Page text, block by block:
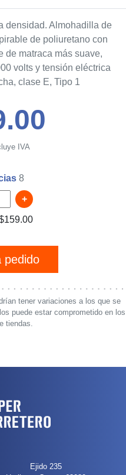
densidad. Almohadilla de
de poliuretano con
de matraca más suave,
volts y tensión eléctrica
clase E, Tipo 1
IVA
8
+
159.00
pedido
tener variaciones a los que se
puede estar comprometido en los
tiendas.
Ejido 235